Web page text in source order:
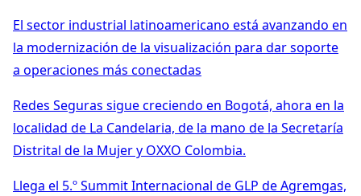
El sector industrial latinoamericano está avanzando en
la modernización de la visualización para dar soporte
a operaciones más conectadas
Redes Seguras sigue creciendo en Bogotá, ahora en la
localidad de La Candelaria, de la mano de la Secretaría
Distrital de la Mujer y OXXO Colombia.
Llega el 5.º Summit Internacional de GLP de Agremgas,